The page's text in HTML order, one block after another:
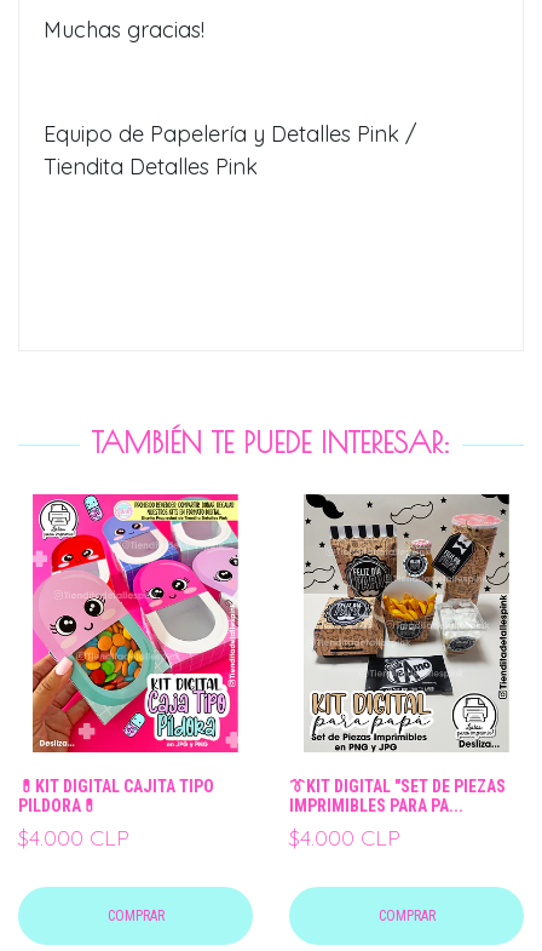
Muchas gracias!
Equipo de Papelería y Detalles Pink /
Tiendita Detalles Pink
TAMBIÉN TE PUEDE INTERESAR:
💊KIT DIGITAL CAJITA TIPO
PILDORA💊
$4.000 CLP
COMPRAR
👔KIT DIGITAL "SET DE PIEZAS
IMPRIMIBLES PARA PA...
$4.000 CLP
COMPRAR